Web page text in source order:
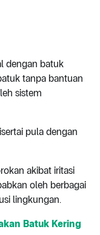
dengan batuk
tanpa bantuan
sistem
pula dengan
akibat iritasi
oleh berbagai
lingkungan.
Batuk Kering